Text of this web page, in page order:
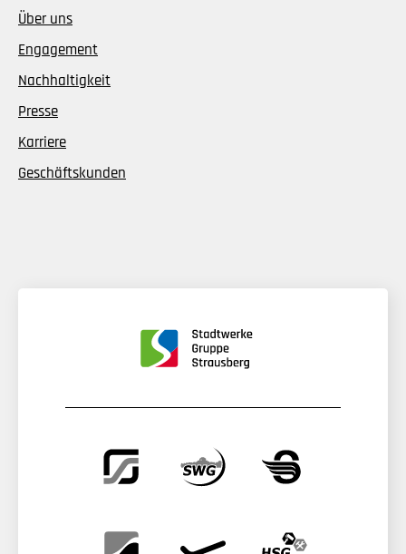
Über uns
Engagement
Nachhaltigkeit
Presse
Karriere
Geschäftskunden